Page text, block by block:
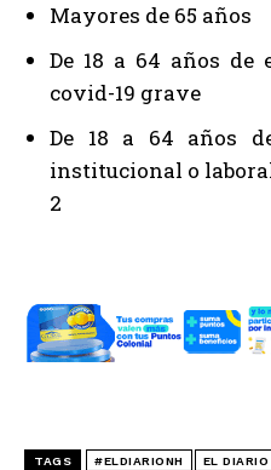
Mayores de 65 años
De 18 a 64 años de
covid-19 grave
De 18 a 64 años
institucional o
2
TAGS #ELDIARIONH EL DIARIO